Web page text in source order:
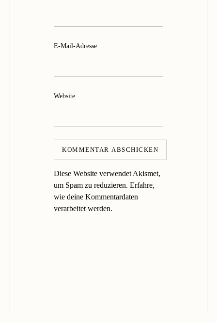
E-Mail-Adresse
Website
Diese Website verwendet Akismet,
um Spam zu reduzieren. Erfahre,
wie deine Kommentardaten
verarbeitet werden.